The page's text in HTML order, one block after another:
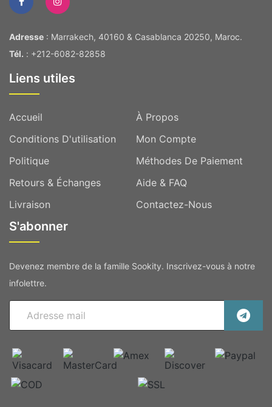
Adresse : Marrakech, 40160 & Casablanca 20250, Maroc.
Tél. : +212-6082-82858
Liens utiles
Accueil
À Propos
Conditions D'utilisation
Mon Compte
Politique
Méthodes De Paiement
Retours & Échanges
Aide & FAQ
Livraison
Contactez-Nous
S'abonner
Devenez membre de la famille Sookity. Inscrivez-vous à notre
infolettre.